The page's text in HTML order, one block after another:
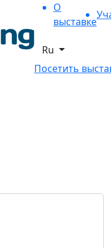
О
выставке
Ru
Посетить